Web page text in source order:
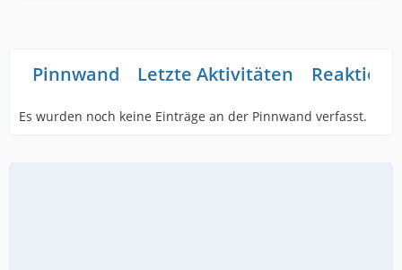
Pinnwand Letzte Aktivitäten
Es wurden noch keine Einträge an der Pinnwand verfasst.